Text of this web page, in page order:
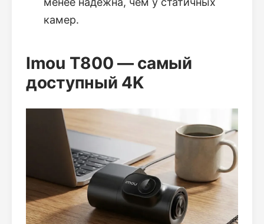
камер.
Imou T800 — самый
доступный 4K